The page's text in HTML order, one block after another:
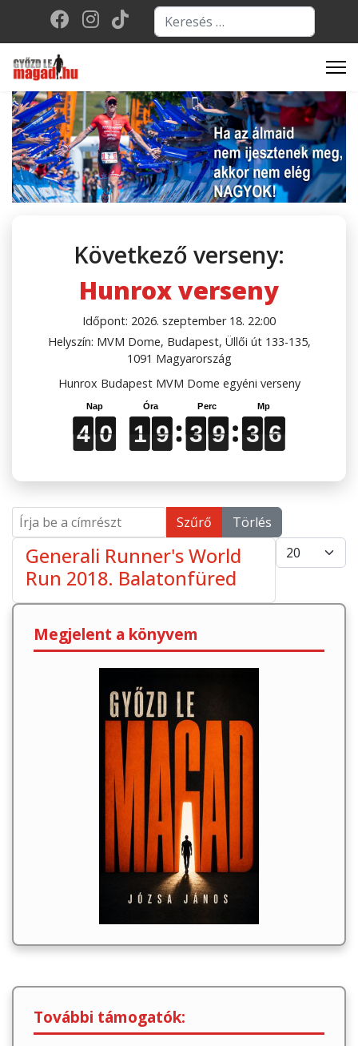
Keresés...
Type 2 or more
Következő verseny:
Hunrox verseny
Időpont: 2026. szeptember 18. 22:00
Helyszín: MVM Dome, Budapest, Üllői út 133-135,
1091 Magyarország
Hunrox Budapest MVM Dome egyéni verseny
4
4
4
4 0
0
0
0 1
1
1
1 9
9
9
9 3
3
3
3 9
9
9
9 3
3
3
3 5
6
5
6
Írja be a címrészt Szűrő Törlés
Tételek #
Generali Runner's World
Run 2018. Balatonfüred
Megjelent a könyvem
További támogatók: